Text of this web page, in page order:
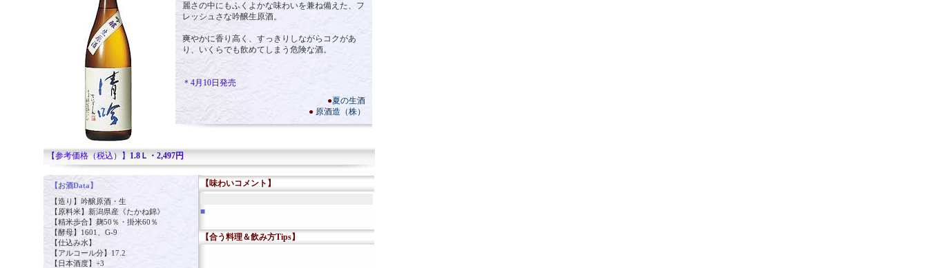
麗さの中にもふくよかな味わいを兼ね備えた、フ
レッシュさな吟醸生原酒。
爽やかに香り高く、すっきりしながらコクがあ
り、いくらでも飲めてしまう危険な酒。
＊4月10日発売
●夏の生酒
● 原酒造（株）
【参考価格（税込）】 1.8Ｌ・2,497円
【お酒Data】
【造り】吟醸原酒・生
【原料米】新潟県産《たかね錦》
【精米歩合】麹50％・掛米60％
【酵母】1601、G-9
【仕込み水】
【アルコール分】17.2
【日本酒度】+3
【味わいコメント】
■
【合う料理＆飲み方Tips】